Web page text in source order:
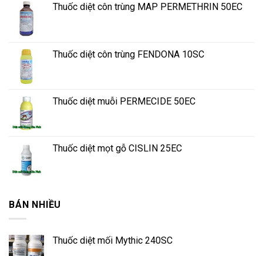
Thuốc diệt côn trùng MAP PERMETHRIN 50EC
Thuốc diệt côn trùng FENDONA 10SC
Thuốc diệt muỗi PERMECIDE 50EC
Thuốc diệt mọt gỗ CISLIN 25EC
BÁN NHIỀU
Thuốc diệt mối Mythic 240SC